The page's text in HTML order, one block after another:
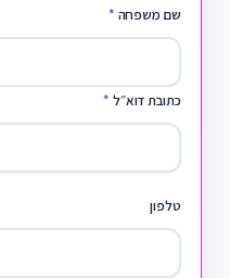
שם משפחה *
כתובת דוא״ל *
טלפון